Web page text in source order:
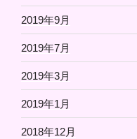
2019年9月
2019年7月
2019年3月
2019年1月
2018年12月